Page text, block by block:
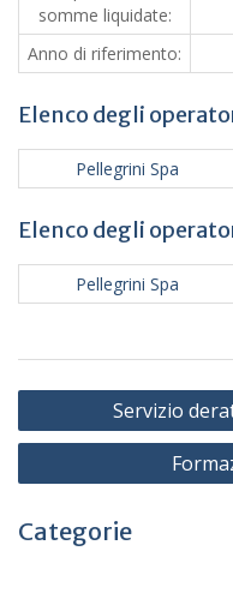
somme liquidate:
Anno di riferimento:
Elenco degli
Pellegrini Spa
Elenco degli
Pellegrini Spa
Navigazione
articoli
Servizio
Categorie